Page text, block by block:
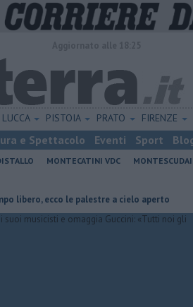
LUCCA PISTOIA PRATO FIRENZE
e Spettacolo Eventi Sport
MONTECATINI VDC
ecco le palestre a cielo aperto